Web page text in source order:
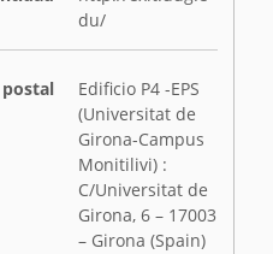
du/
Edificio P4 -EPS
(Universitat de
Girona-Campus
Monitilivi) :
C/Universitat de
Girona, 6 – 17003
– Girona (Spain)